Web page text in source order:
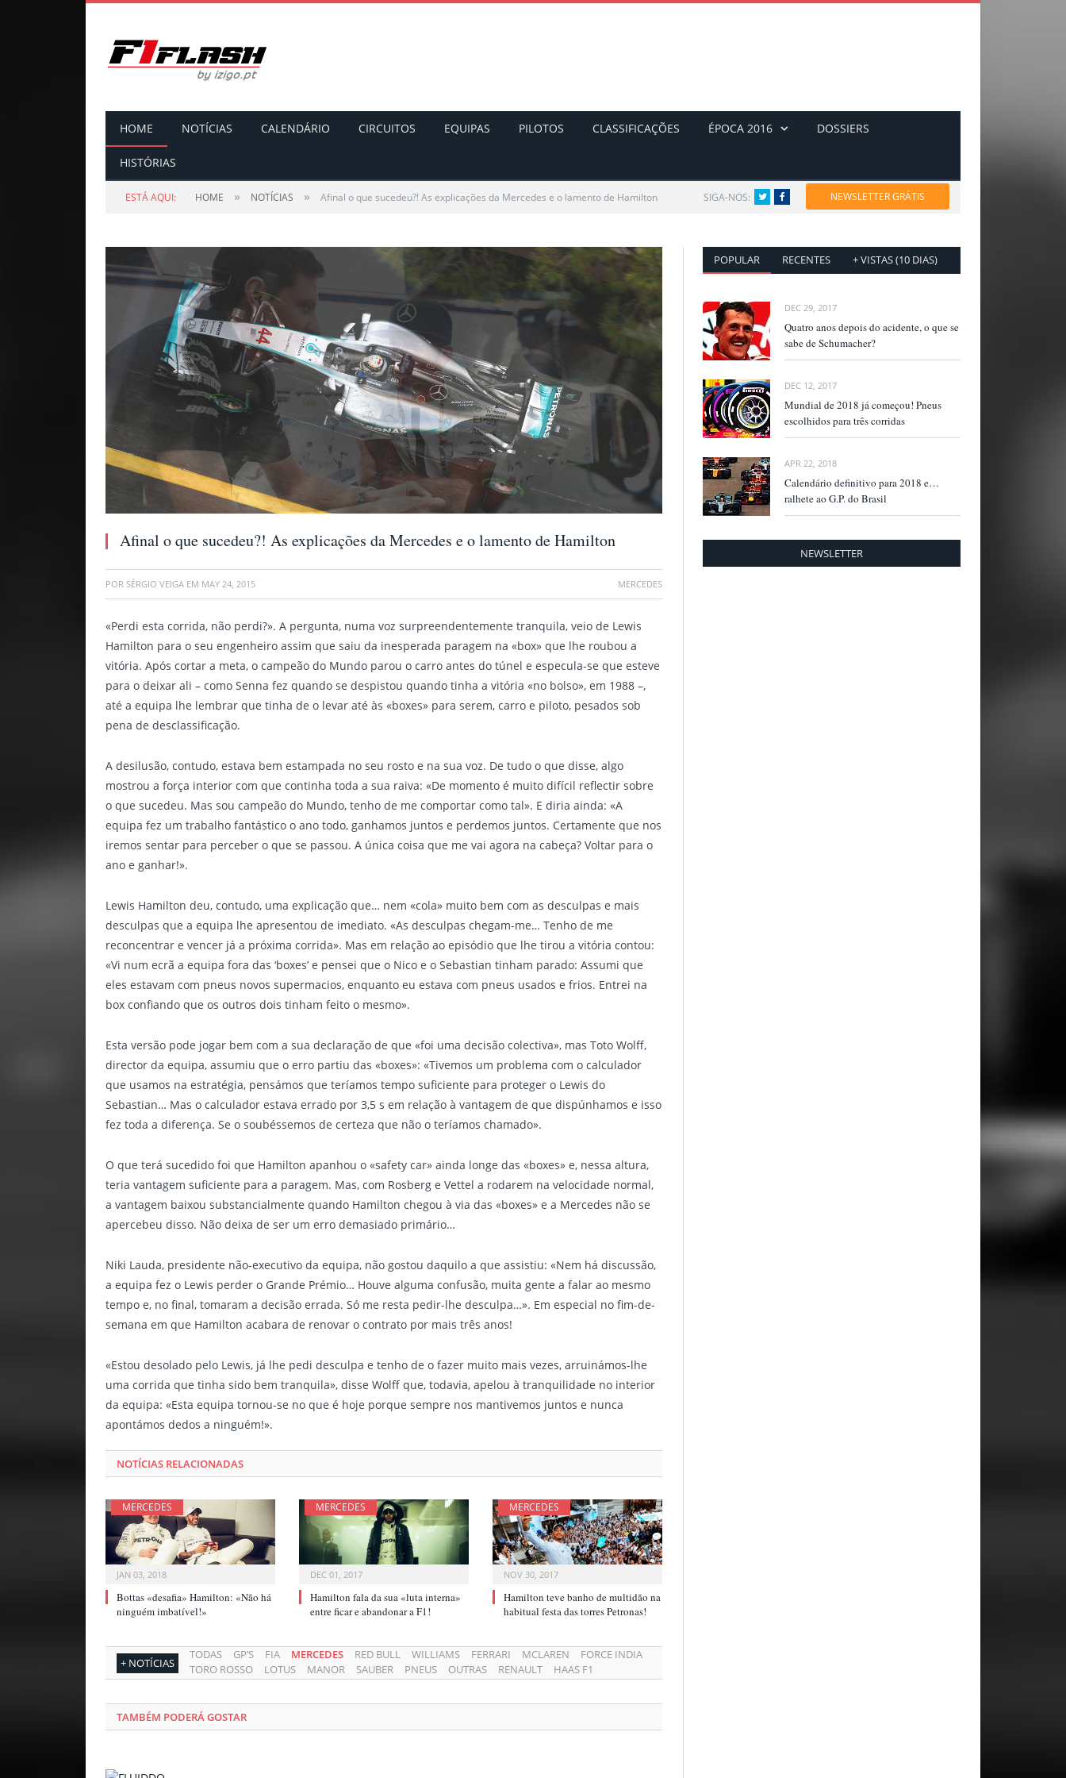
HOME NOTÍCIAS CALENDÁRIO CIRCUITOS EQUIPAS PILOTOS CLASSIFICAÇÕES ÉPOCA 2016 DOSSIERS
HISTÓRIAS
ESTÁ AQUI: HOME » NOTÍCIAS » Afinal o que sucedeu?! As explicações da Mercedes e o lamento de Hamilton SIGA-NOS: TwitterFacebook NEWSLETTER GRÁTIS
Afinal o que sucedeu?! As explicações da Mercedes e o lamento de Hamilton
POR SÉRGIO VEIGA EM MAY 24, 2015 MERCEDES
«Perdi esta corrida, não perdi?». A pergunta, numa voz surpreendentemente tranquila, veio de Lewis
Hamilton para o seu engenheiro assim que saiu da inesperada paragem na «box» que lhe roubou a
vitória. Após cortar a meta, o campeão do Mundo parou o carro antes do túnel e especula-se que esteve
para o deixar ali – como Senna fez quando se despistou quando tinha a vitória «no bolso», em 1988 –,
até a equipa lhe lembrar que tinha de o levar até às «boxes» para serem, carro e piloto, pesados sob
pena de desclassificação.
A desilusão, contudo, estava bem estampada no seu rosto e na sua voz. De tudo o que disse, algo
mostrou a força interior com que continha toda a sua raiva: «De momento é muito difícil reflectir sobre
o que sucedeu. Mas sou campeão do Mundo, tenho de me comportar como tal». E diria ainda: «A
equipa fez um trabalho fantástico o ano todo, ganhamos juntos e perdemos juntos. Certamente que nos
iremos sentar para perceber o que se passou. A única coisa que me vai agora na cabeça? Voltar para o
ano e ganhar!».
Lewis Hamilton deu, contudo, uma explicação que… nem «cola» muito bem com as desculpas e mais
desculpas que a equipa lhe apresentou de imediato. «As desculpas chegam-me… Tenho de me
reconcentrar e vencer já a próxima corrida». Mas em relação ao episódio que lhe tirou a vitória contou:
«Vi num ecrã a equipa fora das ‘boxes’ e pensei que o Nico e o Sebastian tinham parado: Assumi que
eles estavam com pneus novos supermacios, enquanto eu estava com pneus usados e frios. Entrei na
box confiando que os outros dois tinham feito o mesmo».
Esta versão pode jogar bem com a sua declaração de que «foi uma decisão colectiva», mas Toto Wolff,
director da equipa, assumiu que o erro partiu das «boxes»: «Tivemos um problema com o calculador
que usamos na estratégia, pensámos que teríamos tempo suficiente para proteger o Lewis do
Sebastian… Mas o calculador estava errado por 3,5 s em relação à vantagem de que dispúnhamos e isso
fez toda a diferença. Se o soubéssemos de certeza que não o teríamos chamado».
O que terá sucedido foi que Hamilton apanhou o «safety car» ainda longe das «boxes» e, nessa altura,
teria vantagem suficiente para a paragem. Mas, com Rosberg e Vettel a rodarem na velocidade normal,
a vantagem baixou substancialmente quando Hamilton chegou à via das «boxes» e a Mercedes não se
apercebeu disso. Não deixa de ser um erro demasiado primário…
Niki Lauda, presidente não-executivo da equipa, não gostou daquilo a que assistiu: «Nem há discussão,
a equipa fez o Lewis perder o Grande Prémio… Houve alguma confusão, muita gente a falar ao mesmo
tempo e, no final, tomaram a decisão errada. Só me resta pedir-lhe desculpa…». Em especial no fim-de-
semana em que Hamilton acabara de renovar o contrato por mais três anos!
«Estou desolado pelo Lewis, já lhe pedi desculpa e tenho de o fazer muito mais vezes, arruinámos-lhe
uma corrida que tinha sido bem tranquila», disse Wolff que, todavia, apelou à tranquilidade no interior
da equipa: «Esta equipa tornou-se no que é hoje porque sempre nos mantivemos juntos e nunca
apontámos dedos a ninguém!».
NOTÍCIAS RELACIONADAS
MERCEDES
JAN 03, 2018
Bottas «desafia» Hamilton: «Não há
ninguém imbatível!»
MERCEDES
DEC 01, 2017
Hamilton fala da sua «luta interna»
entre ficar e abandonar a F1!
MERCEDES
NOV 30, 2017
Hamilton teve banho de multidão na
habitual festa das torres Petronas!
+ NOTÍCIAS
TODAS GP’S FIA MERCEDES RED BULL WILLIAMS FERRARI MCLAREN
FORCE INDIA
TORO ROSSO
LOTUS MANOR SAUBER PNEUS OUTRAS RENAULT HAAS F1
TAMBÉM PODERÁ GOSTAR
POPULAR RECENTES + VISTAS (10 DIAS)
DEC 29, 2017
Quatro anos depois do acidente, o que se
sabe de Schumacher?
DEC 12, 2017
Mundial de 2018 já começou! Pneus
escolhidos para três corridas
APR 22, 2018
Calendário definitivo para 2018 e…
ralhete ao G.P. do Brasil
NEWSLETTER